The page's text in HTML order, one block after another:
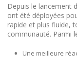
Depuis le lancement
ont été déployées
rapide et plus fluide,
communauté. Parmi
Une meilleure